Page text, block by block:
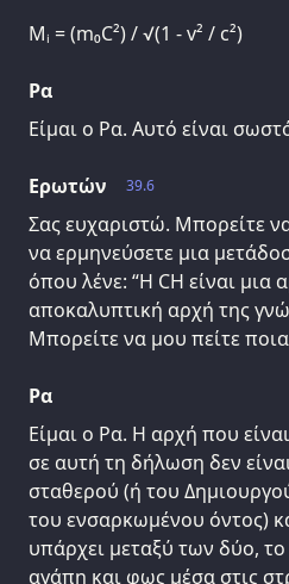
Mᵢ = (m₀C²) / √(1 - v² / c²)
Ρα
Είμαι ο Ρα. Αυτό είναι
39.6
Ερωτών
Σας ευχαριστώ. Μπορείτε
να ερμηνεύσετε μια
όπου λένε: “Η CH είναι μια
αποκαλυπτική αρχή της
Μπορείτε να μου πείτε
Ρα
Είμαι ο Ρα. Η αρχή που
σε αυτή τη δήλωση δεν
σταθερού (ή του
του ενσαρκωμένου όντος)
υπάρχει μεταξύ των δύο,
αγάπη και φως μέσα στις